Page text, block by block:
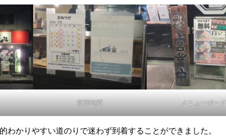
営業時間 メニューボード
わかりやすい道のりで迷わず到着することができました。